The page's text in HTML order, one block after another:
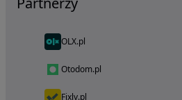
OLX.pl
Otodom.pl
Fixly.pl